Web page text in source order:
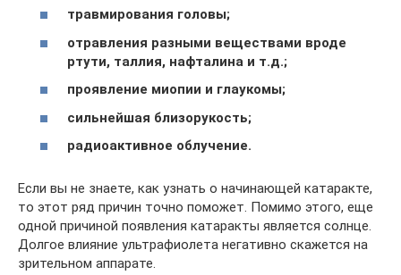
травмирования головы;
отравления разными веществами вроде
ртути, таллия, нафталина и т.д.;
проявление миопии и глаукомы;
сильнейшая близорукость;
радиоактивное облучение.
Если вы не знаете, как узнать о начинающей катаракте,
то этот ряд причин точно поможет. Помимо этого, еще
одной причиной появления катаракты является солнце.
Долгое влияние ультрафиолета негативно скажется на
зрительном аппарате.